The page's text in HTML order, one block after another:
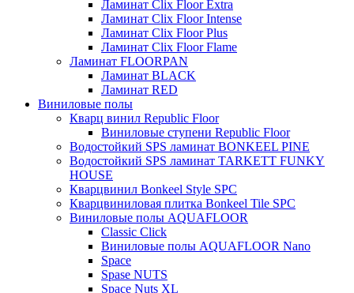
Ламинат Clix Floor Extra
Ламинат Clix Floor Intense
Ламинат Clix Floor Plus
Ламинат Clix Floor Flame
Ламинат FLOORPAN
Ламинат BLACK
Ламинат RED
Виниловые полы
Кварц винил Republic Floor
Виниловые ступени Republic Floor
Водостойкий SPS ламинат BONKEEL PINE
Водостойкий SPS ламинат TARKETT FUNKY
HOUSE
Кварцвинил Bonkeel Style SPC
Кварцвиниловая плитка Bonkeel Tile SPC
Виниловые полы AQUAFLOOR
Classic Click
Виниловые полы AQUAFLOOR Nano
Space
Spase NUTS
Space Nuts XL